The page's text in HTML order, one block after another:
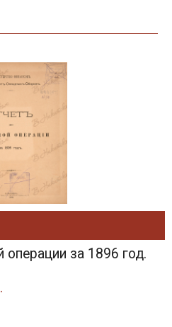
операции за 1896 год.